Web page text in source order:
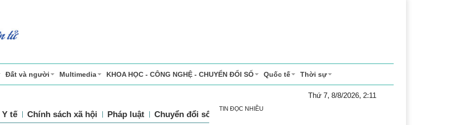
Đất và người Multimedia KHOA HỌC - CÔNG NGHỆ - CHUYỂN ĐỔI SỐ Quốc tế Thời sự
Thứ 7, 8/8/2026, 2:11
Y tế Chính sách xã hội Pháp luật Chuyển đổi số Thể thao
TIN ĐỌC NHIỀU